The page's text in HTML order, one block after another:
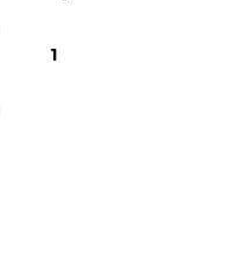
1